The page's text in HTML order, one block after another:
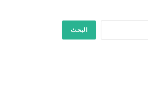
البحث